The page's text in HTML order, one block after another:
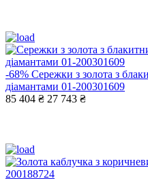
-68% Сережки з золота з
діамантами 01-200301609
85 404 ₴ 27 743 ₴